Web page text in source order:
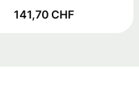
141,70 CHF